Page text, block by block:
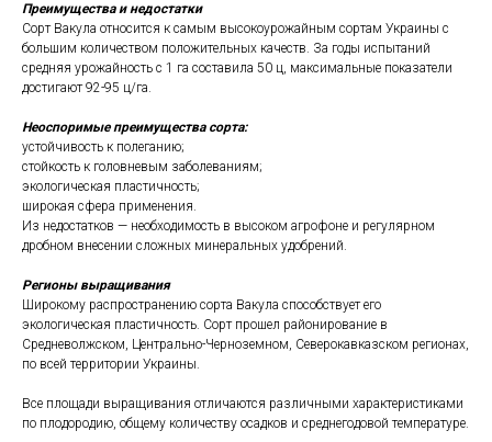
Преимущества и недостатки
Сорт Вакула относится к самым высокоурожайным сортам Украины с
большим количеством положительных качеств. За годы испытаний
средняя урожайность с 1 га составила 50 ц, максимальные показатели
достигают 92-95 ц/га.
Неоспоримые преимущества сорта:
устойчивость к полеганию;
стойкость к головневым заболеваниям;
экологическая пластичность;
широкая сфера применения.
Из недостатков — необходимость в высоком агрофоне и регулярном
дробном внесении сложных минеральных удобрений.
Регионы выращивания
Широкому распространению сорта Вакула способствует его
экологическая пластичность. Сорт прошел районирование в
Средневолжском, Центрально-Черноземном, Северокавказском регионах,
по всей территории Украины.
Все площади выращивания отличаются различными характеристиками
по плодородию, общему количеству осадков и среднегодовой температуре.